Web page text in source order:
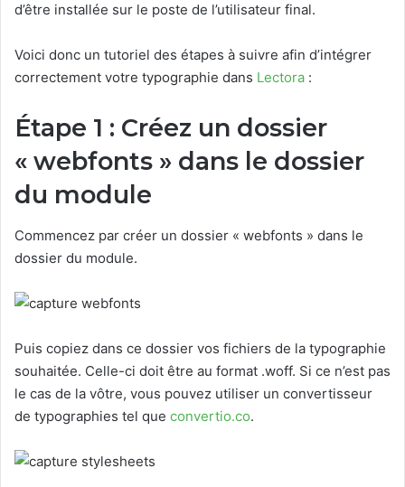
d’être installée sur le poste de l’utilisateur final.
Voici donc un tutoriel des étapes à suivre afin d’intégrer
correctement votre typographie dans Lectora :
Étape 1 : Créez un dossier
« webfonts » dans le dossier
du module
Commencez par créer un dossier « webfonts » dans le
dossier du module.
Puis copiez dans ce dossier vos fichiers de la typographie
souhaitée. Celle-ci doit être au format .woff. Si ce n’est pas
le cas de la vôtre, vous pouvez utiliser un convertisseur
de typographies tel que convertio.co.